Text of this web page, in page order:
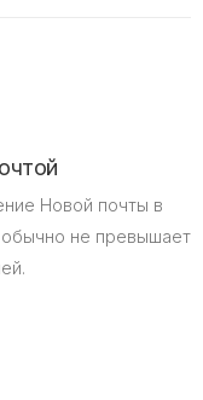
Новой почты в
не превышает